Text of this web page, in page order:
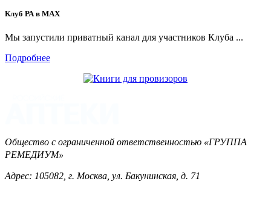
Клуб РА в MAX
Мы запустили приватный канал для участников Клуба ...
Подробнее
Общество с ограниченной ответственностью «ГРУППА
РЕМЕДИУМ»
Адрес: 105082, г. Москва, ул. Бакунинская, д. 71